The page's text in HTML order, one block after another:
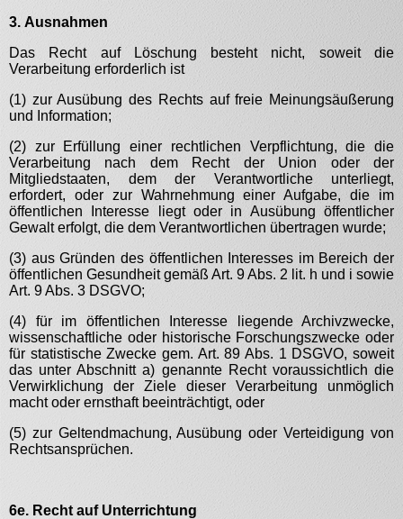
3. Ausnahmen
Das Recht auf Löschung besteht nicht, soweit die
Verarbeitung erforderlich ist
(1) zur Ausübung des Rechts auf freie Meinungsäußerung
und Information;
(2) zur Erfüllung einer rechtlichen Verpflichtung, die die
Verarbeitung nach dem Recht der Union oder der
Mitgliedstaaten, dem der Verantwortliche unterliegt,
erfordert, oder zur Wahrnehmung einer Aufgabe, die im
öffentlichen Interesse liegt oder in Ausübung öffentlicher
Gewalt erfolgt, die dem Verantwortlichen übertragen wurde;
(3) aus Gründen des öffentlichen Interesses im Bereich der
öffentlichen Gesundheit gemäß Art. 9 Abs. 2 lit. h und i sowie
Art. 9 Abs. 3 DSGVO;
(4) für im öffentlichen Interesse liegende Archivzwecke,
wissenschaftliche oder historische Forschungszwecke oder
für statistische Zwecke gem. Art. 89 Abs. 1 DSGVO, soweit
das unter Abschnitt a) genannte Recht voraussichtlich die
Verwirklichung der Ziele dieser Verarbeitung unmöglich
macht oder ernsthaft beeinträchtigt, oder
(5) zur Geltendmachung, Ausübung oder Verteidigung von
Rechtsansprüchen.
6e. Recht auf Unterrichtung